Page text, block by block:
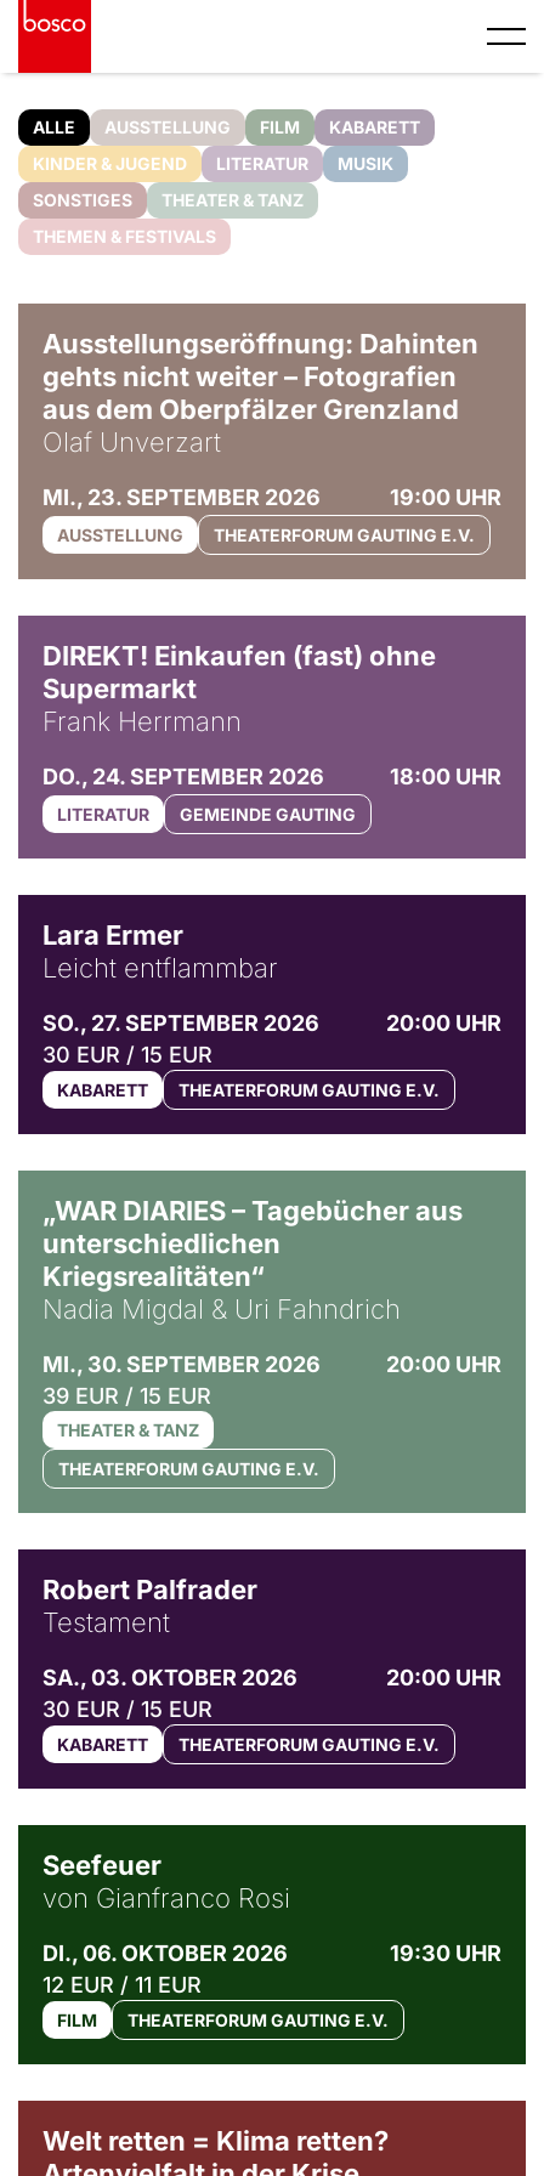
ALLE AUSSTELLUNG FILM
KABARETT
KINDER & JUGEND
LITERATUR
MUSIK
SONSTIGES
THEATER & TANZ
THEMEN & FESTIVALS
Ausstellungseröffnung: Dahinten
gehts nicht weiter – Fotografien
aus dem Oberpfälzer Grenzland
Olaf Unverzart
MI., 23. SEPTEMBER 2026 19:00 UHR
AUSSTELLUNG THEATERFORUM GAUTING E.V.
DIREKT! Einkaufen (fast) ohne
Supermarkt
Frank Herrmann
DO., 24. SEPTEMBER 2026 18:00 UHR
LITERATUR GEMEINDE GAUTING
Lara Ermer
Leicht entflammbar
SO., 27. SEPTEMBER 2026
20:00 UHR
30 EUR / 15 EUR
KABARETT THEATERFORUM GAUTING E.V.
„WAR DIARIES – Tagebücher aus
unterschiedlichen
Kriegsrealitäten“
Nadia Migdal & Uri Fahndrich
MI., 30. SEPTEMBER 2026
20:00 UHR
39 EUR / 15 EUR
THEATER & TANZ
THEATERFORUM GAUTING E.V.
Robert Palfrader
Testament
SA., 03. OKTOBER 2026
20:00 UHR
30 EUR / 15 EUR
KABARETT THEATERFORUM GAUTING E.V.
Seefeuer
von Gianfranco Rosi
DI., 06. OKTOBER 2026
19:30 UHR
12 EUR / 11 EUR
FILM THEATERFORUM GAUTING E.V.
Welt retten = Klima retten?